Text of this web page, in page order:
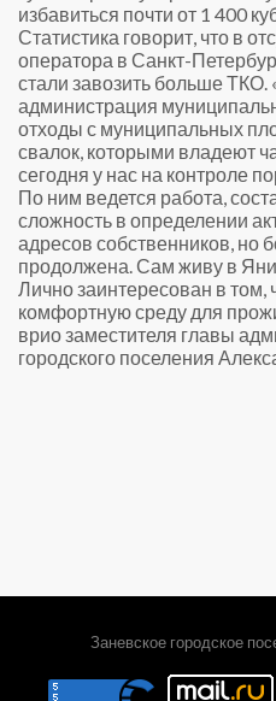
избавиться почти от 1 400
Статистика говорит, что в
оператора в Санкт-
стали завозить больше ТКО.
администрация
отходы с муниципальных
свалок, которыми владеют
сегодня у нас на контроле
По ним ведется работа,
сложность в определении
адресов собственников, но
продолжена. Сам живу в
Лично заинтересован в том,
комфортную среду для
врио заместителя главы
городского поселения
Заневское городское